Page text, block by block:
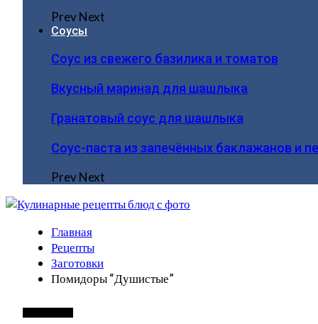
PrevNext
Соусы
Соус из свежего базилика и томатов
Вкусный маринад для шашлыка
Гранатовый соус для шашлыка
Соус-паста из запечённых баклажанов и
PrevNext
Главная
Рецепты
Заготовки
Помидоры “Душистые”